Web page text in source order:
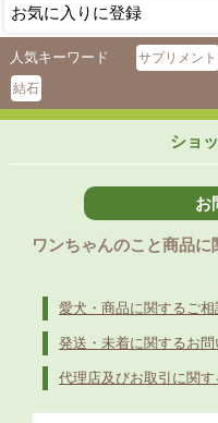
お気に入りに登録
人気キーワード サプリメント
結石
ショ
お
ワンちゃんのこと商品
愛犬・商品に関するご相
発送・未着に関するお
代理店及びお取引に関